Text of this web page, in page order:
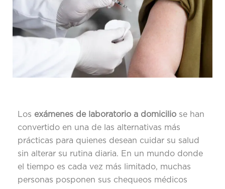
Los exámenes de laboratorio a domicilio se han
convertido en una de las alternativas más
prácticas para quienes desean cuidar su salud
sin alterar su rutina diaria. En un mundo donde
el tiempo es cada vez más limitado, muchas
personas posponen sus chequeos médicos